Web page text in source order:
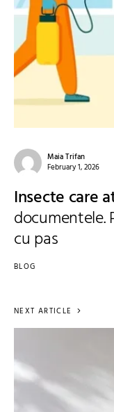
Maia Trifan
February 1, 2026
Insecte care
documentele.
cu pas
BLOG
NEXT ARTICLE